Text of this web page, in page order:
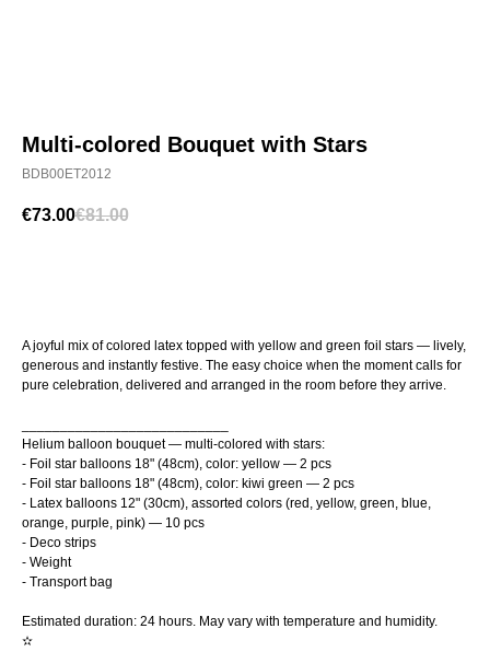
Multi-colored Bouquet with Stars
BDB00ET2012
€73.00€81.00
A joyful mix of colored latex topped with yellow and green foil stars — lively,
generous and instantly festive. The easy choice when the moment calls for
pure celebration, delivered and arranged in the room before they arrive.
Helium balloon bouquet — multi-colored with stars:
- Foil star balloons 18" (48cm), color: yellow — 2 pcs
- Foil star balloons 18" (48cm), color: kiwi green — 2 pcs
- Latex balloons 12" (30cm), assorted colors (red, yellow, green, blue,
orange, purple, pink) — 10 pcs
- Deco strips
- Weight
- Transport bag
Estimated duration: 24 hours. May vary with temperature and humidity.
✫